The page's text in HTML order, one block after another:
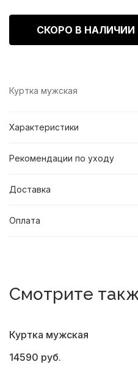
СКОРО В НАЛИЧИИ
Куртка мужская
Характеристики
Рекомендации по уходу
Доставка
Оплата
Смотрите
Куртка мужская
14590 руб.